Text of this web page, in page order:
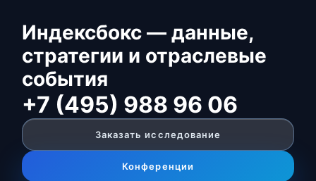
Индексбокс — данные,
стратегии и отраслевые
события
+7 (495) 988 96 06
Заказать исследование
Конференции